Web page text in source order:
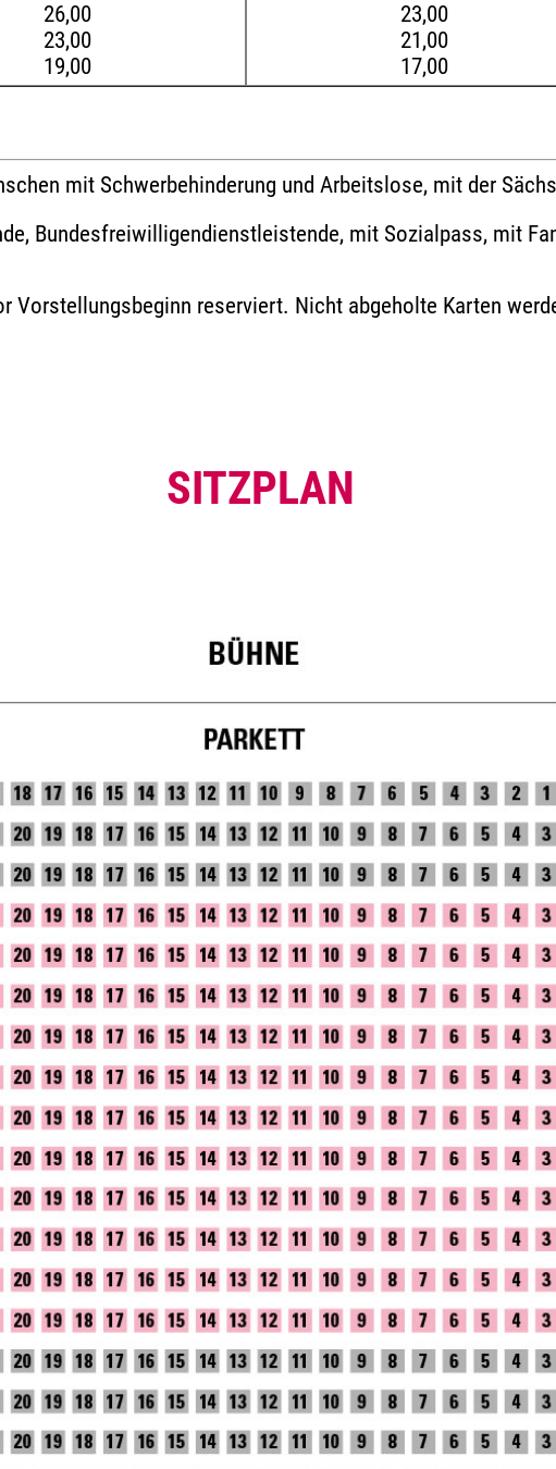
26,00
23,00
19,00
23,00
21,00
17,00
mit Schwerbehinderung und Arbeitslose, mit der
Bundesfreiwilligendienstleistende, mit Sozialpass, mit
Vorstellungsbeginn reserviert. Nicht abgeholte Karten
SITZPLAN